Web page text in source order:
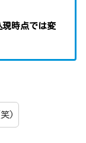
時点では変
)